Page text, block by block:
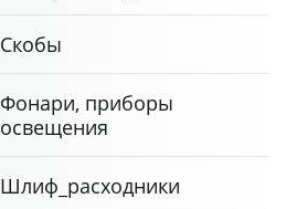
Скобы
Фонари, приборы
освещения
Шлиф_расходники